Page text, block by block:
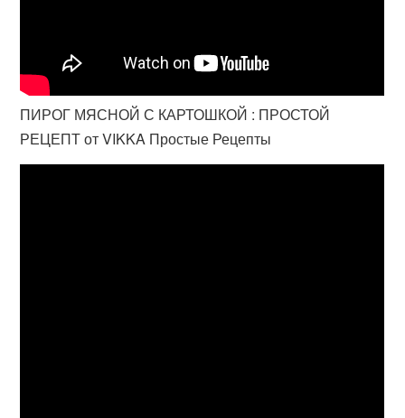
ПИРОГ МЯСНОЙ С КАРТОШКОЙ : ПРОСТОЙ
РЕЦЕПТ от VIKKA Простые Рецепты